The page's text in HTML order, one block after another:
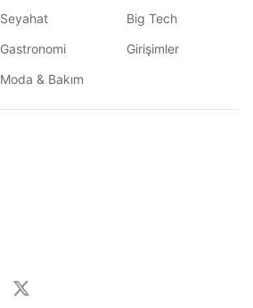
Seyahat
Gastronomi
Moda & Bakım
Big Tech
Girişimler